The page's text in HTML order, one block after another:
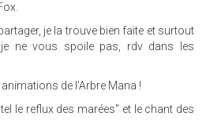
je la trouve bien faite et surtout
ne vous spoile pas, rdv dans les
de l'Arbre Mana !
le reflux des marées" et le chant des